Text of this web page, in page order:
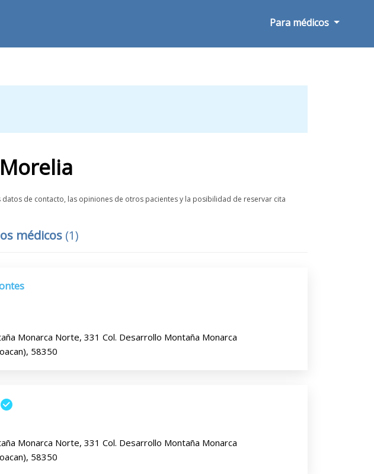
Para médicos
Morelia
datos de contacto, las opiniones de otros pacientes y la posibilidad de reservar cita
médicos (1)
Monarca Norte, 331 Col. Desarrollo Montaña Monarca
58350
Monarca Norte, 331 Col. Desarrollo Montaña Monarca
58350